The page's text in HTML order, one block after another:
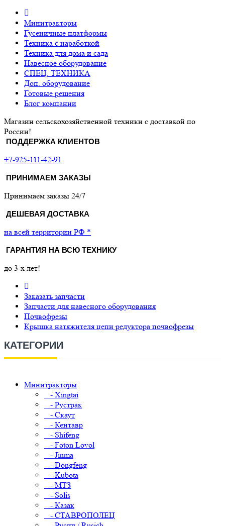
Минитракторы
Гусеничные платформы
Техника с наработкой
Техника для дома и сада
Навесное оборудование
СПЕЦ. ТЕХНИКА
Доп. оборудование
Готовые решения
Блог компании
Магазин сельскохозяйственной техники с доставкой по
России!
ПОДДЕРЖКА КЛИЕНТОВ
+7-925-111-42-91
ПРИНИМАЕМ ЗАКАЗЫ
Принимаем заказы 24/7
ДЕШЕВАЯ ДОСТАВКА
на всей территории РФ *
ГАРАНТИЯ НА ВСЮ ТЕХНИКУ
до 3-х лет!
Заказать запчасти
Запчасти для навесного оборудования
Почвофрезы
Крышка натяжителя цепи редуктора почвофрезы
КАТЕГОРИИ
Минитракторы
- Xingtai
- Рустрак
- Скаут
- Кентавр
- Shifeng
- Foton Lovol
- Jinma
- Dongfeng
- Kubota
- МТЗ
- Solis
- Казак
- СТАВРОПОЛЕЦ